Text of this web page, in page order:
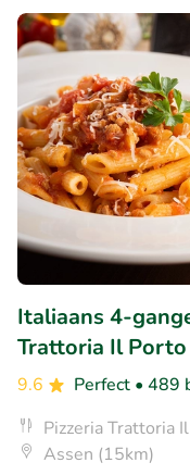
Italiaans 4-
Trattoria Il Porto
9.6 Perfect • 489
Pizzeria Trattoria
Assen (15km)